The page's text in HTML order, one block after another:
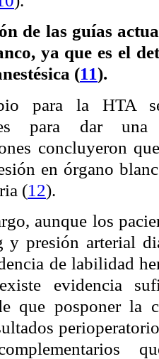
de las guías
ya que es el
(11).
para la HTA
para dar una
concluyeron
en órgano
(12).
aunque los
y presión arterial
de labilidad
evidencia
que posponer la